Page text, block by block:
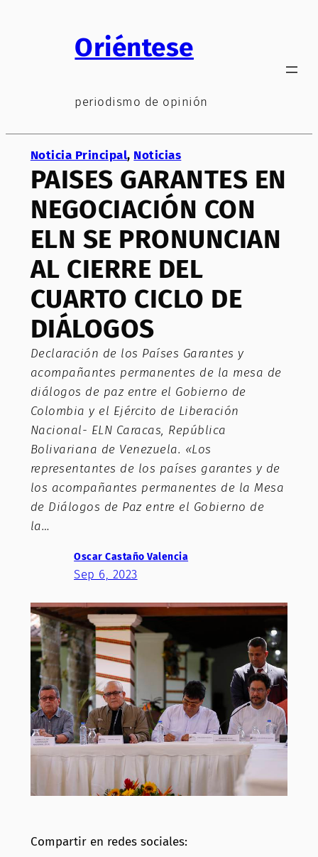
Oriéntese
periodismo de opinión
Noticia Principal, Noticias
PAISES GARANTES EN
NEGOCIACIÓN CON
ELN SE PRONUNCIAN
AL CIERRE DEL
CUARTO CICLO DE
DIÁLOGOS
Declaración de los Países Garantes y
acompañantes permanentes de la mesa de
diálogos de paz entre el Gobierno de
Colombia y el Ejército de Liberación
Nacional- ELN Caracas, República
Bolivariana de Venezuela. «Los
representantes de los países garantes y de
los acompañantes permanentes de la Mesa
de Diálogos de Paz entre el Gobierno de
la…
Oscar Castaño Valencia
Sep 6, 2023
Compartir en redes sociales: